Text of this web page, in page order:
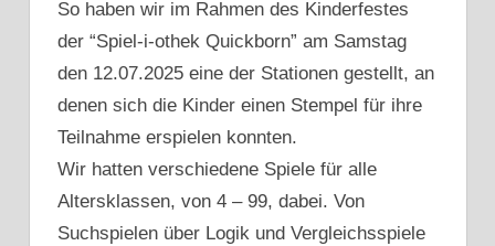
So haben wir im Rahmen des Kinderfestes
der “Spiel-i-othek Quickborn” am Samstag
den 12.07.2025 eine der Stationen gestellt, an
denen sich die Kinder einen Stempel für ihre
Teilnahme erspielen konnten.
Wir hatten verschiedene Spiele für alle
Altersklassen, von 4 – 99, dabei. Von
Suchspielen über Logik und Vergleichsspiele